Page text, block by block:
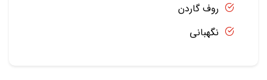
روف گاردن
نگهبانی